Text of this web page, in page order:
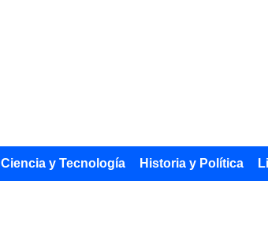
Ciencia y Tecnología Historia y Política